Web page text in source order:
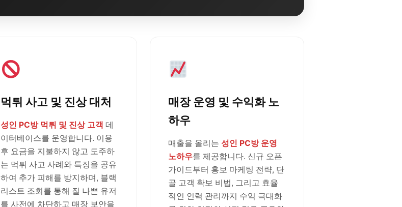
먹튀 사고 및 진상 대처
성인 PC방 먹튀 및 진상 고객 데
이터베이스를 운영합니다. 이용
후 요금을 지불하지 않고 도주하
는 먹튀 사고 사례와 특징을 공유
하여 추가 피해를 방지하며, 블랙
리스트 조회를 통해 질 나쁜 유저
를 사전에 차단하고 매장 보안을
매장 운영 및 수익화 노
하우
매출을 올리는 성인 PC방 운영
노하우를 제공합니다. 신규 오픈
가이드부터 홍보 마케팅 전략, 단
골 고객 확보 비법, 그리고 효율
적인 인력 관리까지 수익 극대화